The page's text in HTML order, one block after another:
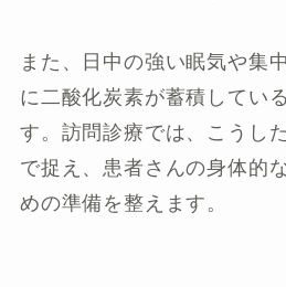
また、日中の強い眠気や集
に二酸化炭素が蓄積してい
す。訪問診療では、こうし
で捉え、患者さんの身体的
めの準備を整えます。